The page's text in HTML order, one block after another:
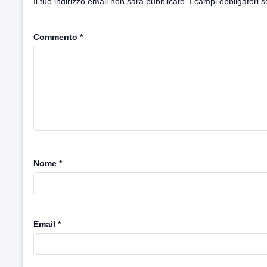
Commento *
Nome *
Email *